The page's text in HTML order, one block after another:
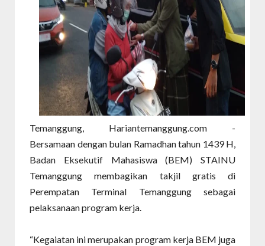
Temanggung, Hariantemanggung.com -
Bersamaan dengan bulan Ramadhan tahun 1439 H,
Badan Eksekutif Mahasiswa (BEM) STAINU
Temanggung membagikan takjil gratis di
Perempatan Terminal Temanggung sebagai
pelaksanaan program kerja.
“Kegaiatan ini merupakan program kerja BEM juga